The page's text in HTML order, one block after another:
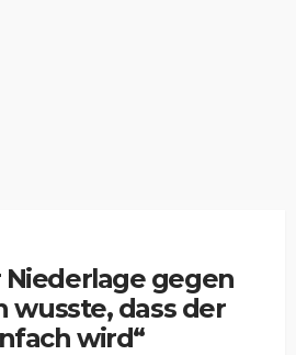
gegen
wusste, dass der
wird“